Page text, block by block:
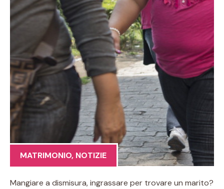
MATRIMONIO, NOTIZIE
Mangiare a dismisura, ingrassare per trovare un marito?